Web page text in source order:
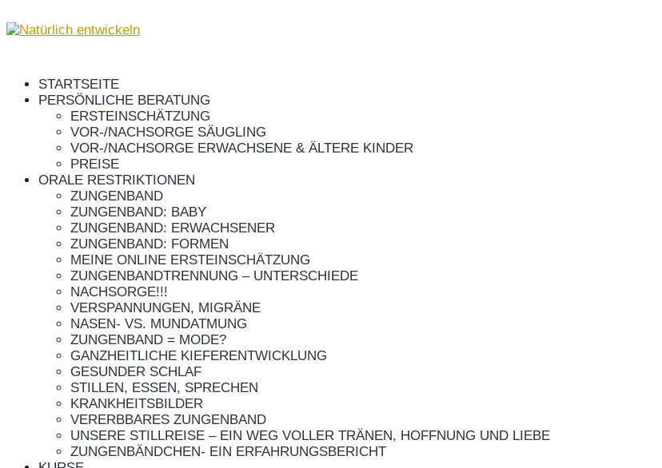
STARTSEITE
PERSÖNLICHE BERATUNG
ERSTEINSCHÄTZUNG
VOR-/NACHSORGE SÄUGLING
VOR-/NACHSORGE ERWACHSENE & ÄLTERE KINDER
PREISE
ORALE RESTRIKTIONEN
ZUNGENBAND
ZUNGENBAND: BABY
ZUNGENBAND: ERWACHSENER
ZUNGENBAND: FORMEN
MEINE ONLINE ERSTEINSCHÄTZUNG
ZUNGENBANDTRENNUNG – UNTERSCHIEDE
NACHSORGE!!!
VERSPANNUNGEN, MIGRÄNE
NASEN- VS. MUNDATMUNG
ZUNGENBAND = MODE?
GANZHEITLICHE KIEFERENTWICKLUNG
GESUNDER SCHLAF
STILLEN, ESSEN, SPRECHEN
KRANKHEITSBILDER
VERERBBARES ZUNGENBAND
UNSERE STILLREISE – EIN WEG VOLLER TRÄNEN, HOFFNUNG UND LIEBE
ZUNGENBÄNDCHEN- EIN ERFAHRUNGSBERICHT